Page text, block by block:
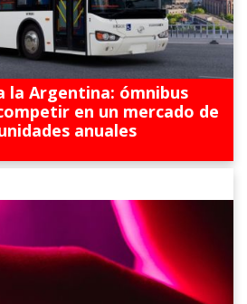
la Argentina: ómnibus
en un mercado de
anuales